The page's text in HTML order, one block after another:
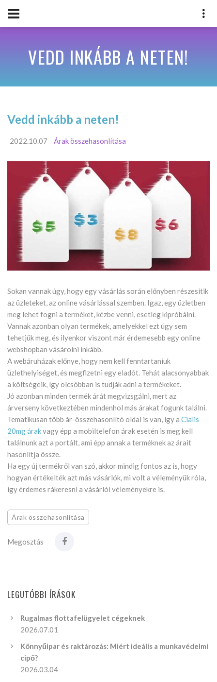
VEDD INKÁBB A NETEN!
Vedd inkább a neten!
2022.10.07 Árak összehasonlítása
Sokan vannak úgy, hogy egy vásárlás során előnyben részesítik
az üzleteket, az online vásárlással szemben. Igaz, egy üzletben
meg lehet fogni a terméket, kézbe venni, esetleg kipróbálni.
Vannak azonban olyan termékek, amelyekkel ezt úgy sem
tehetjük meg, és ilyenkor viszont már érdemesebb egy online
webshopban vásárolni inkább.
A webáruházak előnye, hogy nem kell fenntartaniuk
üzlethelyiséget, és megfizetni egy eladót. Tehát alacsonyabbak
a költségeik, így olcsóbban is tudják adni a termékeket.
Jó azonban minden termék árát megvizsgálni, mert az
árverseny következtében mindenhol más árakat fogunk találni.
Tematikusan több ár-összehasonlító oldal is van, így a Cialis
20mg árakvagy épp a mobiltelefon árak esetén is meg kell
találnunk azt a portált, ami épp annak a terméknek az árait
hasonlítja össze.
Ha egy új termékről van szó, akkor mindig fontos az is, hogy
hogyan értékelték azt más vásárlók, mi volt a véleményük róla,
így érdemes rákeresni a vásárlói véleményekre is.
Árak összehasonlítása
Megosztás
LEGUTÓBBI ÍRÁSOK
Rugalmas flottafelügyelet cégeknek
2026.07.01
Könnyűipar és raktározás: Miért ideális a munkavédelmi
cipő?
2026.03.04